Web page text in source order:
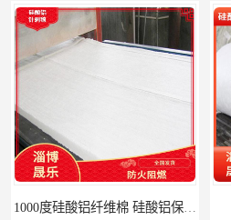
硅酸铝针刺毯 陶瓷纤维毯